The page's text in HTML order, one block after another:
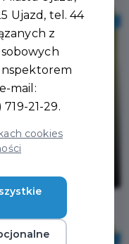
dla
Ujazd, tel. 44
z
mail:
719-21-29.
cookies